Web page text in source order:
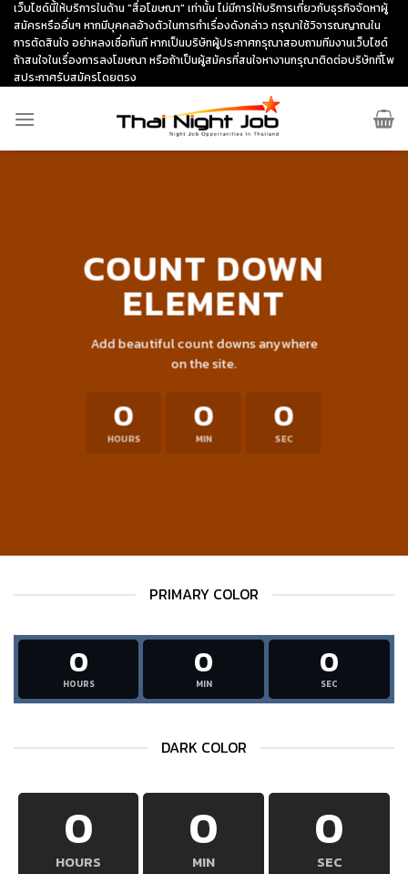
Skip
content
เว็บไซด์นี้ให้บริการในด้าน "สื่อโฆษณา" เท่านั้น ไม่มีการให้บริการเกี่ยวกับธุรกิจจัดหาผู้
สมัครหรืออื่นๆ หากมีบุคคลอ้างตัวในการทำเรื่องดังกล่าว กรุณาใช้วิจารณญาณใน
การตัดสินใจ อย่าหลงเชื่อทันที หากเป็นบริษัทผู้ประกาศกรุณาสอบถามทีมงานเว็บไซด์
ถ้าสนใจในเรื่องการลงโฆษณา หรือถ้าเป็นผู้สมัครที่สนใจหางานกรุณาติดต่อบริษัทที่โพ
สประกาศรับสมัครโดยตรง
COUNT DOWN
ELEMENT
Add beautiful count downs anywhere
on the site.
0
HOURS
0
MIN
0
SEC
PRIMARY COLOR
0
HOURS
0
MIN
0
SEC
DARK COLOR
0
HOURS
0
MIN
0
SEC